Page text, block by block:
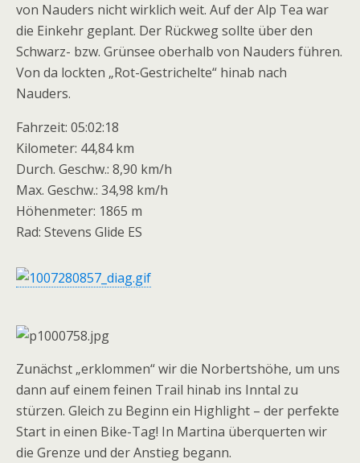
von Nauders nicht wirklich weit. Auf der Alp Tea war
die Einkehr geplant. Der Rückweg sollte über den
Schwarz- bzw. Grünsee oberhalb von Nauders führen.
Von da lockten „Rot-Gestrichelte“ hinab nach
Nauders.
Fahrzeit: 05:02:18
Kilometer: 44,84 km
Durch. Geschw.: 8,90 km/h
Max. Geschw.: 34,98 km/h
Höhenmeter: 1865 m
Rad: Stevens Glide ES
Zunächst „erklommen“ wir die Norbertshöhe, um uns
dann auf einem feinen Trail hinab ins Inntal zu
stürzen. Gleich zu Beginn ein Highlight – der perfekte
Start in einen Bike-Tag! In Martina überquerten wir
die Grenze und der Anstieg begann.